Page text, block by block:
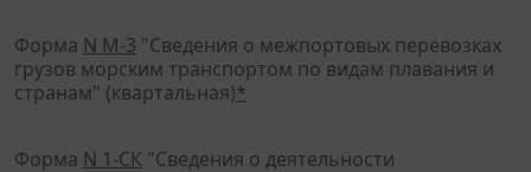
Форма N М-3 "Сведения о межпортовых перевозках
грузов морским транспортом по видам плавания и
странам" (квартальная)*
Форма N 1-СК "Сведения о деятельности